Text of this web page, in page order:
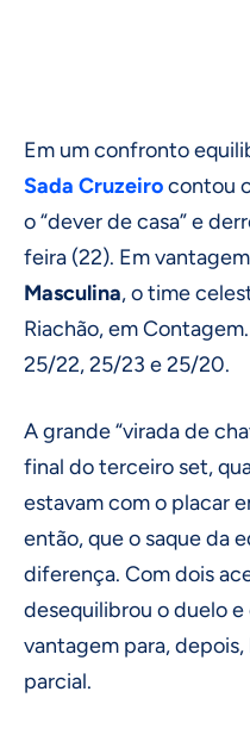
Em um confronto
Sada Cruzeirocontou
o “dever de casa” e
feira (22). Em
Masculina, o time
Riachão, em
25/22, 25/23 e 25/20.
A grande “virada de
final do terceiro set,
estavam com o placar
então, que o saque da
diferença. Com dois
desequilibrou o duelo e
vantagem para,
parcial.